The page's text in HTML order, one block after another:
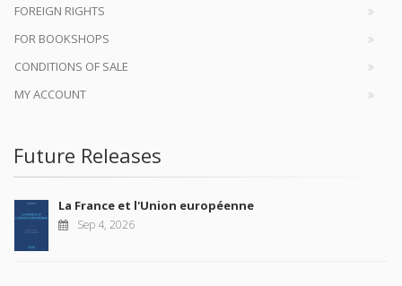
FOREIGN RIGHTS
FOR BOOKSHOPS
CONDITIONS OF SALE
MY ACCOUNT
Future Releases
La France et l'Union européenne
Sep 4, 2026